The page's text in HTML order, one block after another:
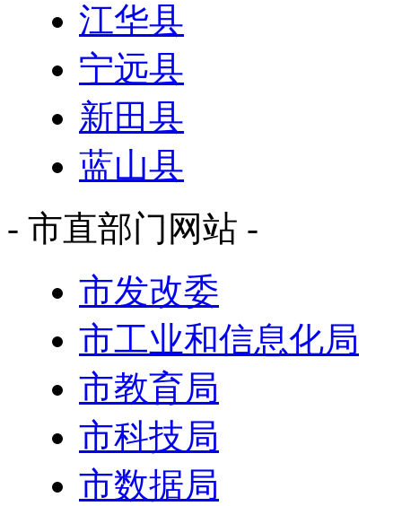
江华县
宁远县
新田县
蓝山县
- 市直部门网站 -
市发改委
市工业和信息化局
市教育局
市科技局
市数据局